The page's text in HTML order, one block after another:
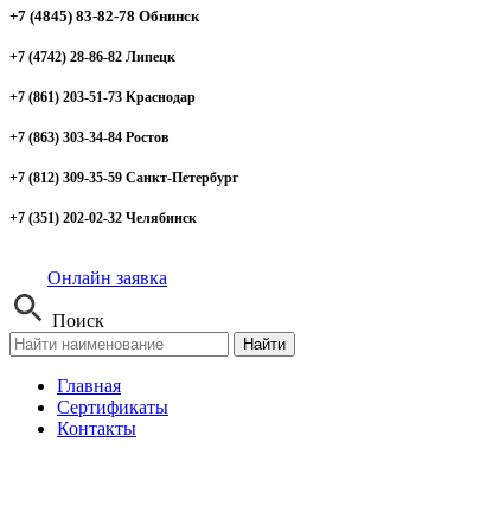
+7 (4845) 83-82-78 Обнинск
+7 (4742) 28-86-82 Липецк
+7 (861) 203-51-73 Краснодар
+7 (863) 303-34-84 Ростов
+7 (812) 309-35-59 Санкт-Петербург
+7 (351) 202-02-32 Челябинск
Онлайн заявка
Поиск
Найти
Главная
Сертификаты
Контакты